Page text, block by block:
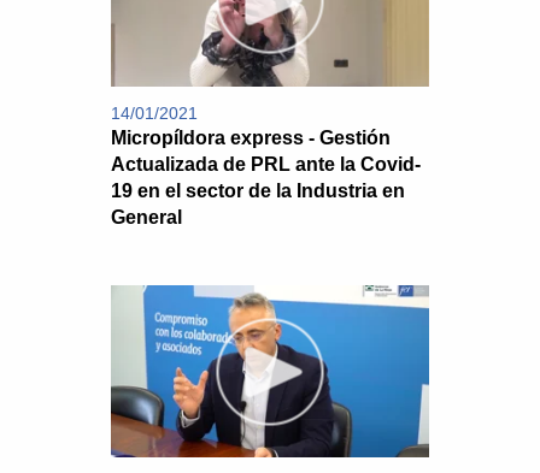
14/01/2021
Micropíldora express - Gestión
Actualizada de PRL ante la Covid-
19 en el sector de la Industria en
General